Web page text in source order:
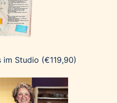
im Studio (€119,90)